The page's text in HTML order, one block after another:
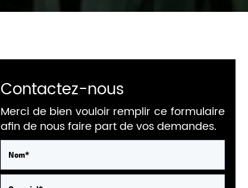
Contactez-nous
Merci de bien vouloir remplir ce formulaire
afin de nous faire part de vos demandes.